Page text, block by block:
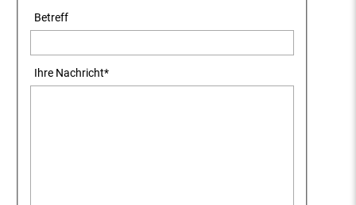
Betreff
Ihre Nachricht*